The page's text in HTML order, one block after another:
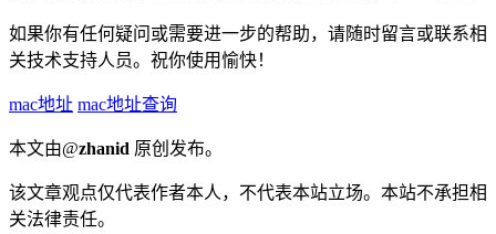
如果你有任何疑问或需要进一步的帮助，请随时留言或联系相
关技术支持人员。祝你使用愉快！
mac地址 mac地址查询
本文由@zhanid 原创发布。
该文章观点仅代表作者本人，不代表本站立场。本站不承担相
关法律责任。